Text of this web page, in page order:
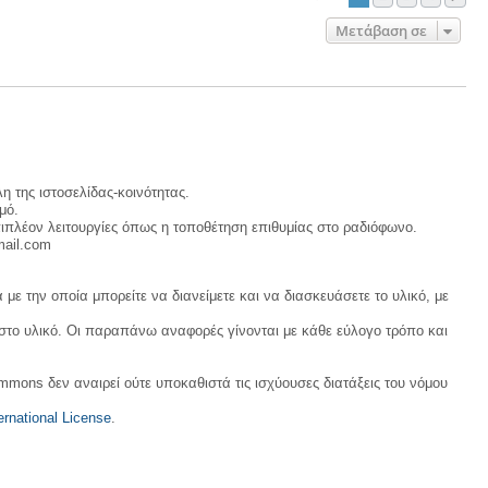
Μετάβαση σε
ιστοσελίδας-κοινότητας.
λειτουργίες όπως η τοποθέτηση επιθυμίας στο ραδιόφωνο.
οποία μπορείτε να διανείμετε και να διασκευάσετε το υλικό, με
υλικό. Οι παραπάνω αναφορές γίνονται με κάθε εύλογο τρόπο και
δεν αναιρεί ούτε υποκαθιστά τις ισχύουσες διατάξεις του νόμου
License.